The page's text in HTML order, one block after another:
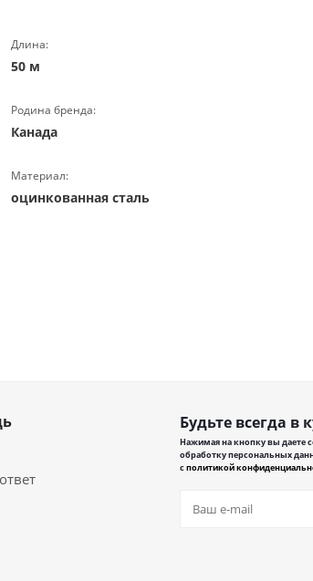
Длина:
50 м
Родина бренда:
Канада
Материал:
оцинкованная сталь
Будьте всегда в
Нажимая на кнопку вы даете
обработку персональных
сполитикой